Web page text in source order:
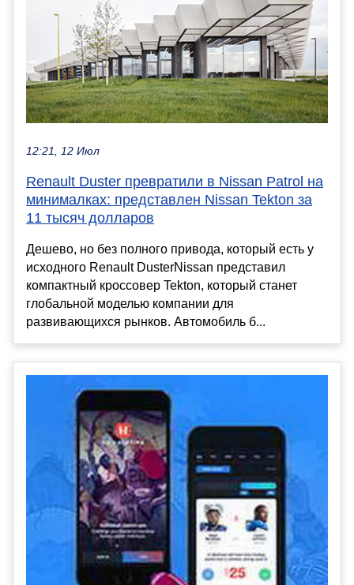
12:21, 12 Июл
Renault Duster превратили в Nissan Patrol на
минималках: представлен Nissan Tekton за
11 тысяч долларов
Дешево, но без полного привода, который есть у
исходного Renault DusterNissan представил
компактный кроссовер Tekton, который станет
глобальной моделью компании для
развивающихся рынков. Автомобиль б...